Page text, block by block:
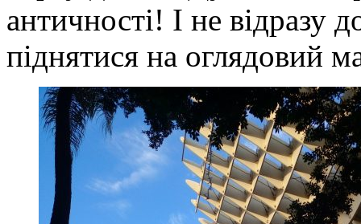
античності! І не
піднятися на оглядовий